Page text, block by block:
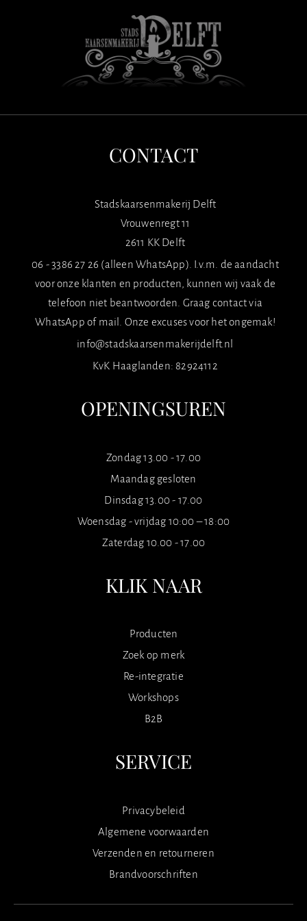
CONTACT
Stadskaarsenmakerij Delft
Vrouwenregt 11
2611 KK Delft
06 - 3386 27 26 (alleen WhatsApp). I.v.m. de aandacht
voor onze klanten en producten, kunnen wij vaak de
telefoon niet beantwoorden. Graag contact via
WhatsApp of mail. Onze excuses voor het ongemak!
info@stadskaarsenmakerijdelft.nl
KvK Haaglanden: 82924112
OPENINGSUREN
Zondag 13.00 - 17.00
Maandag gesloten
Dinsdag 13.00 - 17.00
Woensdag - vrijdag 10:00 – 18:00
Zaterdag 10.00 - 17.00
KLIK NAAR
Producten
Zoek op merk
Re-integratie
Workshops
B2B
SERVICE
Privacybeleid
Algemene voorwaarden
Verzenden en retourneren
Brandvoorschriften